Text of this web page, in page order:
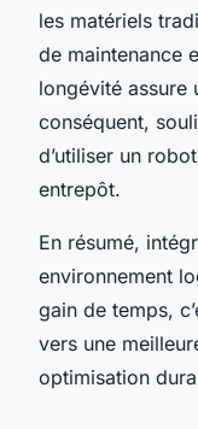
les matériels
de maintenance
longévité assure
conséquent,
d’utiliser un
entrepôt.
En résumé,
environnement
gain de temps,
vers une
optimisation